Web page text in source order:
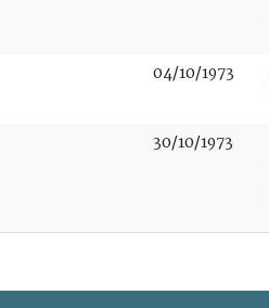
04/10/1973
30/10/1973